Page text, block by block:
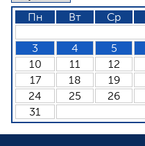
Пн Вт Ср
3
4 5
10
11 12
17
18 19
24
25 26
31